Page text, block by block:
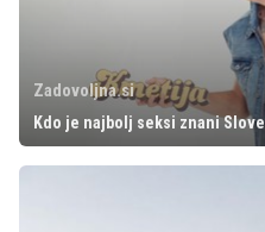
Zadovoljna.si
Kdo je najbolj seksi znani